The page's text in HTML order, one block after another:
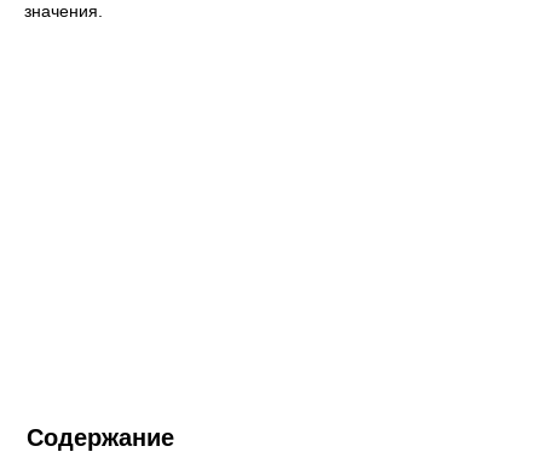
значения.
Содержание